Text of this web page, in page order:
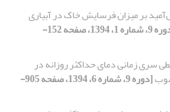
بر میزان فرسایش خاک در آبیاری
[دوره 9، شماره 1، 1394، صفحه 152-
سری زمانی دمای حداکثر روزانه در
[دوره 9، شماره 6، 1394، صفحه 905-